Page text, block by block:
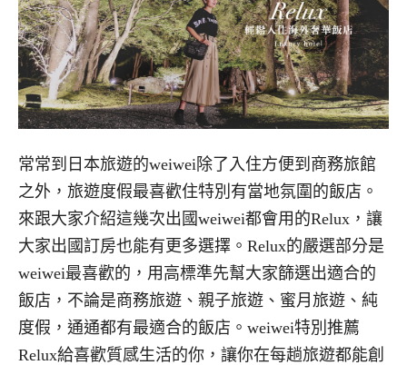
常常到日本旅遊的weiwei 除了入住方便到商務旅館
之外，旅遊度假最喜歡住特別有當地氛圍的飯店。
來跟大家介紹這幾次出國weiwei都會用的Relux ，讓
大家出國訂房也能有更多選擇。 Relux的嚴選部分是
weiwei最喜歡的，用高標準先幫大家篩選出適合的
飯店，不論是商務旅遊、親子旅遊、蜜月旅遊、純
度假，通通都有最適合的飯店。 weiwei特別推薦
Relux給喜歡質感生活的你，讓你在每趟旅遊都能創